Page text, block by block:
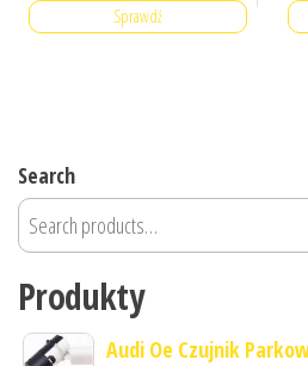
Sprawdź
Search
Produkty
Audi Oe Czujnik